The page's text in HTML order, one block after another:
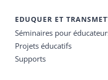
EDUQUER ET
Séminaires pour
Projets éducatifs
Supports